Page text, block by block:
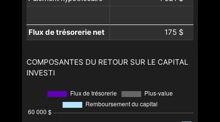
Flux de trésorerie net 175 $
COMPOSANTES DU RETOUR SUR LE CAPITAL
INVESTI